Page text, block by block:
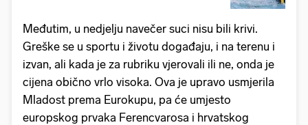
Međutim, u nedjelju navečer suci nisu bili krivi.
Greške se u sportu i životu događaju, i na terenu i
izvan, ali kada je za rubriku vjerovali ili ne, onda je
cijena obično vrlo visoka. Ova je upravo usmjerila
Mladost prema Eurokupu, pa će umjesto
europskog prvaka Ferencvarosa i hrvatskog